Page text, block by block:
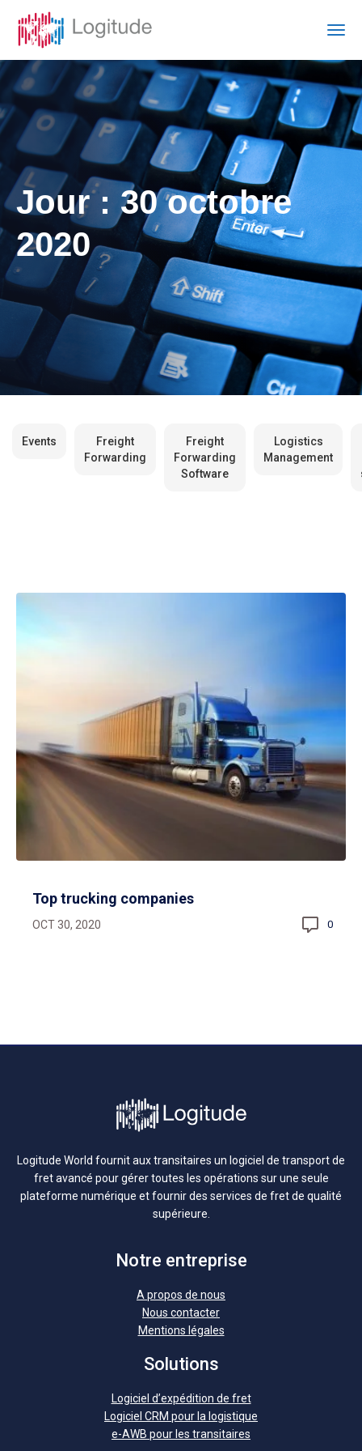
Jour : 30 octobre
2020
Events
Freight
Forwarding
Freight
Forwarding
Software
Logistics
Management
Top trucking companies
OCT 30, 2020 0
Logitude World fournit aux transitaires un logiciel de transport de
fret avancé pour gérer toutes les opérations sur une seule
plateforme numérique et fournir des services de fret de qualité
supérieure.
Notre entreprise
A propos de nous
Nous contacter
Mentions légales
Solutions
Logiciel d’expédition de fret
Logiciel CRM pour la logistique
e-AWB pour les transitaires